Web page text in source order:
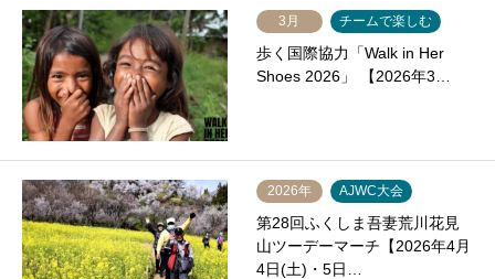
3月 チームで楽しむ
歩く国際協力「Walk in Her
Shoes 2026」 【2026年3…
2026年 AJWC大会
第28回ふくしま吾妻荒川花見
山ツーデーマーチ【2026年4月
4日(土)・5日…